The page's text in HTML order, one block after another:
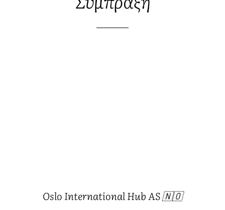
Oslo International Hub AS 🇳🇴